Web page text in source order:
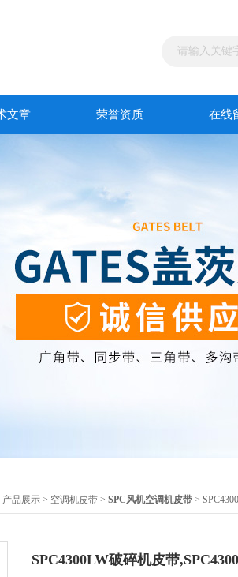
文章 荣誉资质 在线
产品展示 > 空调机皮带 > SPC风机空调机皮带 >
SPC4300LW破碎机皮带